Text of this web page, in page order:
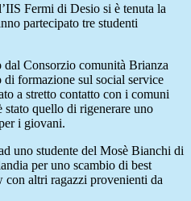
Fermi di Desio si è tenuta la
partecipato tre studenti
dal Consorzio comunità Brianza
di formazione sul social service
a stretto contatto con i comuni
quello di rigenerare uno
i giovani.
uno studente del Mosè Bianchi di
per uno scambio di best
con altri ragazzi provenienti da